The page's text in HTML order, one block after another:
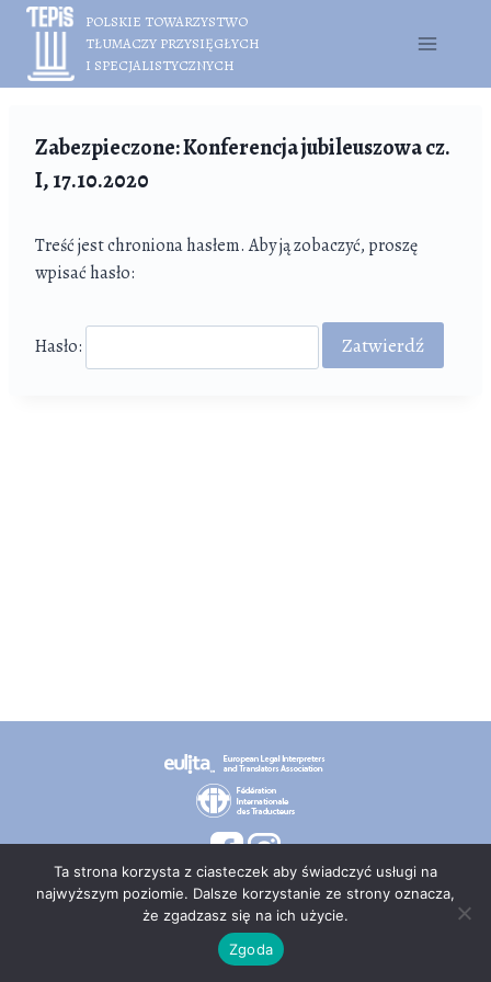
Przejdź
treści
POLSKIE TOWARZYSTWO
TŁUMACZY PRZYSIĘGŁYCH
I SPECJALISTYCZNYCH
Zabezpieczone: Konferencja jubileuszowa cz.
I, 17.10.2020
Treść jest chroniona hasłem. Aby ją zobaczyć, proszę
wpisać hasło:
Hasło:
© 2026 PT TEPIS
Ta strona korzysta z ciasteczek aby świadczyć usługi na
najwyższym poziomie. Dalsze korzystanie ze strony oznacza,
że zgadzasz się na ich użycie.
Zgoda